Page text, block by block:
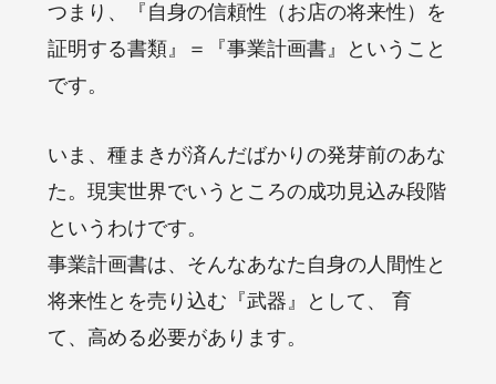
つまり、『自身の信頼性（お店の将来性）を
証明する書類』＝『事業計画書』ということ
です。
いま、種まきが済んだばかりの発芽前のあな
た。現実世界でいうところの成功見込み段階
というわけです。
事業計画書は、そんなあなた自身の人間性と
将来性とを売り込む『武器』として、 育
て、高める必要があります。